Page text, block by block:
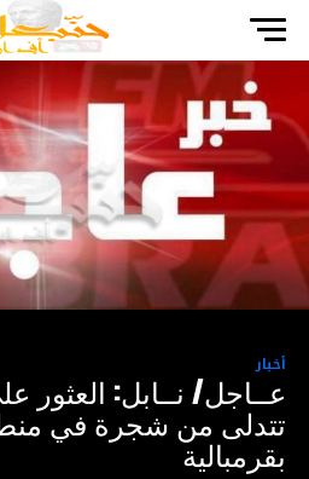
أخبار
عــاجل/ نــابل: العثور
تتدلى من شجرة في
بقرمبالية